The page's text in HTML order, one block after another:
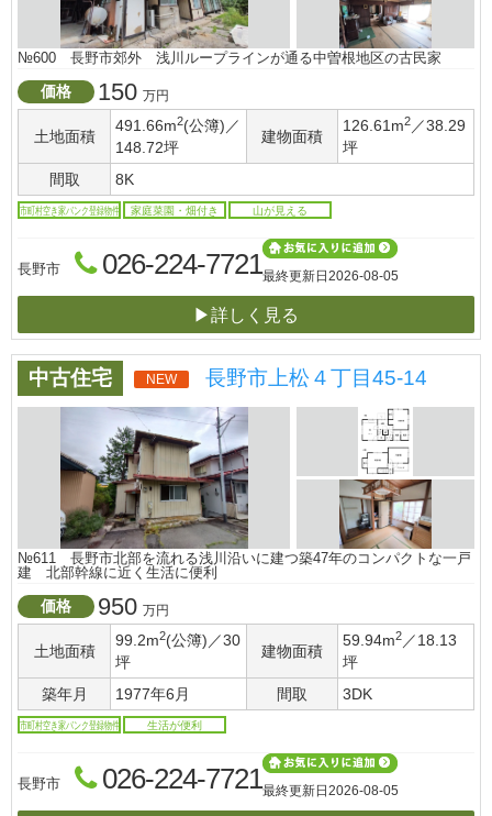
№600 長野市郊外 浅川ループラインが通る中曽根地区の古民家
価格 150 万円
土地面積
491.66m2(公簿)／
148.72坪
建物面積
126.61m2 ／38.29
坪
間取
8K
市町村空き家バンク登録物件 家庭菜園・畑付き 山が見える
長野市 026-224-7721最終更新日 2026-08-05
▶詳しく見る
中古住宅 NEW 長野市上松４丁目45-14
№611 長野市北部を流れる浅川沿いに建つ築47年のコンパクトな一戸
建 北部幹線に近く生活に便利
価格 950 万円
土地面積
99.2m2(公簿)／30
坪
建物面積
59.94m2 ／18.13
坪
築年月
1977年6月 間取 3DK
市町村空き家バンク登録物件 生活が便利
長野市 026-224-7721最終更新日 2026-08-05